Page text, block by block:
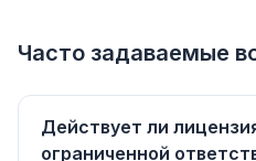
Часто задаваемые
Действует ли
ограниченной